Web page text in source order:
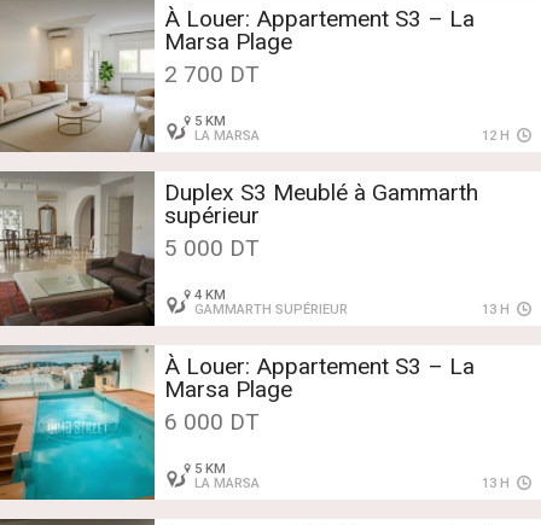
À Louer: Appartement S3 – La
Marsa Plage
2 700 DT
5 KM
LA MARSA
12 H
Duplex S3 Meublé à Gammarth
supérieur
5 000 DT
4 KM
GAMMARTH SUPÉRIEUR
13 H
À Louer: Appartement S3 – La
Marsa Plage
6 000 DT
5 KM
LA MARSA
13 H